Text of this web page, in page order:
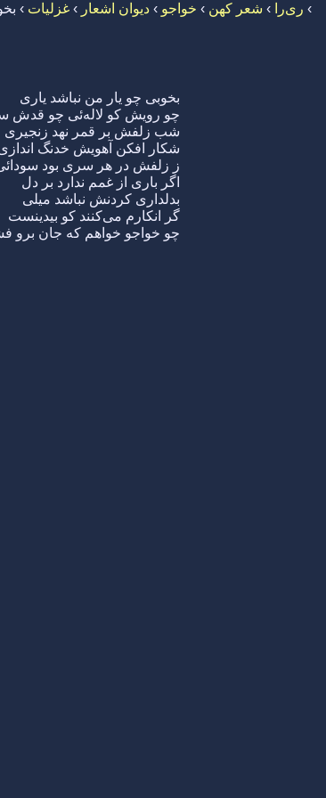
› ری‌را › شعر کهن › خواجو › دیوان اشعار › غزلیات ›
بخوبی چو یار من نباشد یاری
چو رویش کو لاله‌ئی چو قدش
شب زلفش بر قمر نهد زنجیری
شکار افکن آهویش خدنگ
ز زلفش در هر سری بود
اگر باری از غمم ندارد بر دل
بدلداری کردنش نباشد میلی
گر انکارم می‌کنند کو بیدینست
چو خواجو خواهم که جان برو